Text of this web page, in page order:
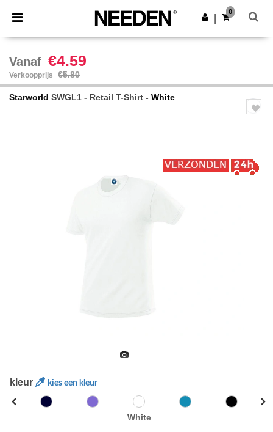
× Needen-app
Betere prijzen in de app!
Download app
0
Vanaf €4.59
Verkoopprijs €5.80
Starworld SWGL1 - Retail T-Shirt - White
kleur kies een kleur
White